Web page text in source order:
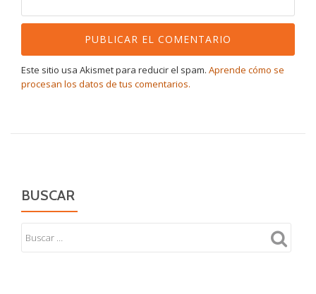
Este sitio usa Akismet para reducir el spam. Aprende cómo se
procesan los datos de tus comentarios.
BUSCAR